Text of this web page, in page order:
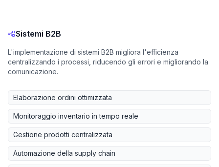
Sistemi B2B
L'implementazione di sistemi B2B migliora l'efficienza
centralizzando i processi, riducendo gli errori e migliorando la
comunicazione.
Elaborazione ordini ottimizzata
Monitoraggio inventario in tempo reale
Gestione prodotti centralizzata
Automazione della supply chain